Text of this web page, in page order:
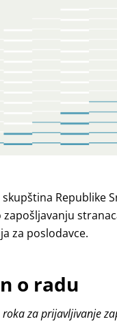
Republike
zapošljavanju
za poslodavce.
o radu
roka za prijavljivanje